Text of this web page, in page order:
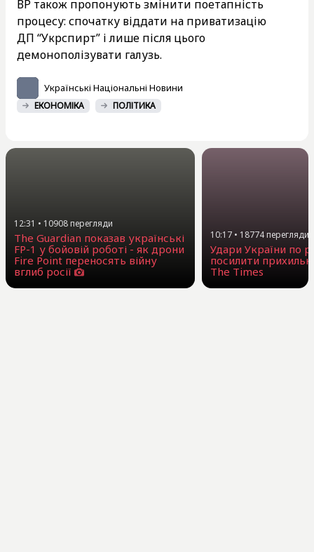
ВР також пропонують змінити поетапність
процесу: спочатку віддати на приватизацію
ДП “Укрспирт” і лише після цього
демонополізувати галузь.
Українські Національні Новини
ЕКОНОМІКА ПОЛІТИКА
12:31 • 10908перегляди
The Guardian показав українські
FP-1 у бойовій роботі - як дрони
Fire Point переносять війну
вглиб росії
10:17 • 18774перегляди
Удари України по
посилити
The Times